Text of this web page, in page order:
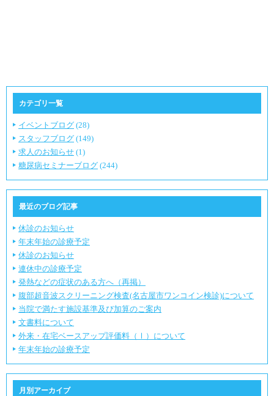
カテゴリ一覧
イベントブログ (28)
スタッフブログ (149)
求人のお知らせ (1)
糖尿病セミナーブログ (244)
最近のブログ記事
休診のお知らせ
年末年始の診療予定
休診のお知らせ
連休中の診療予定
発熱などの症状のある方へ（再掲）
腹部超音波スクリーニング検査(名古屋市ワンコイン検診)について
当院で満たす施設基準及び加算のご案内
文書料について
外来・在宅ベースアップ評価料（Ⅰ）について
年末年始の診療予定
月別アーカイブ